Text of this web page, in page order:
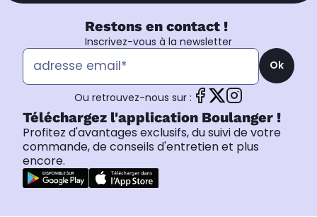
Restons en contact !
Inscrivez-vous à la newsletter
Ok
Ou retrouvez-nous sur :
Téléchargez l'application Boulanger !
Profitez d'avantages exclusifs, du suivi de votre
commande, de conseils d'entretien et plus
encore.